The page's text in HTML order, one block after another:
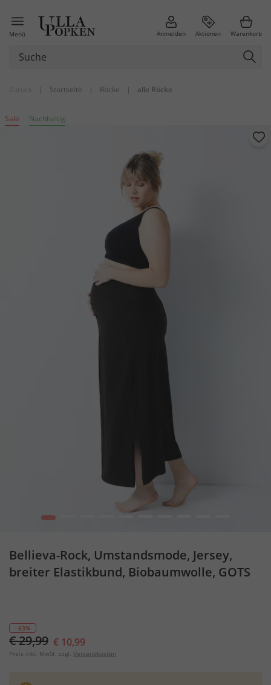
Menü Anmelden Aktionen Warenkorb
| Startseite | Röcke | alle Röcke
Sale Nachhaltig
1
Bellieva-Rock, Umstandsmode, Jersey,
breiter Elastikbund, Biobaumwolle, GOTS
- 63%
€ 29,99 € 10,99
Preis inkl. MwSt. zzgl. Versandkosten